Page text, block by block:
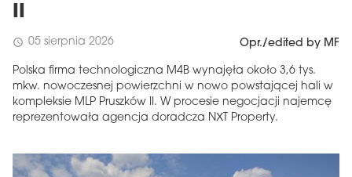
II
schedule 05 sierpnia 2026 Opr./edited by MF
Polska firma technologiczna M4B wynajęła około 3,6 tys.
mkw. nowoczesnej powierzchni w nowo powstającej hali w
kompleksie MLP Pruszków II. W procesie negocjacji najemcę
reprezentowała agencja doradcza NXT Property.